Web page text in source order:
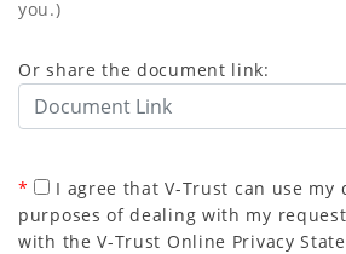
you.)
Or share the document link:
*
I agree that V-Trust can use my
purposes of dealing with my
with the V-Trust Online Privacy